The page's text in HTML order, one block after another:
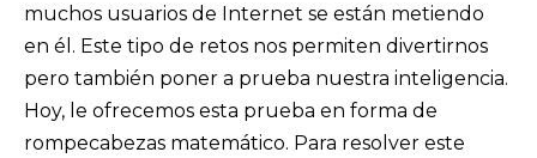
muchos usuarios de Internet se están metiendo
en él. Este tipo de retos nos permiten divertirnos
pero también poner a prueba nuestra inteligencia.
Hoy, le ofrecemos esta prueba en forma de
rompecabezas matemático. Para resolver este